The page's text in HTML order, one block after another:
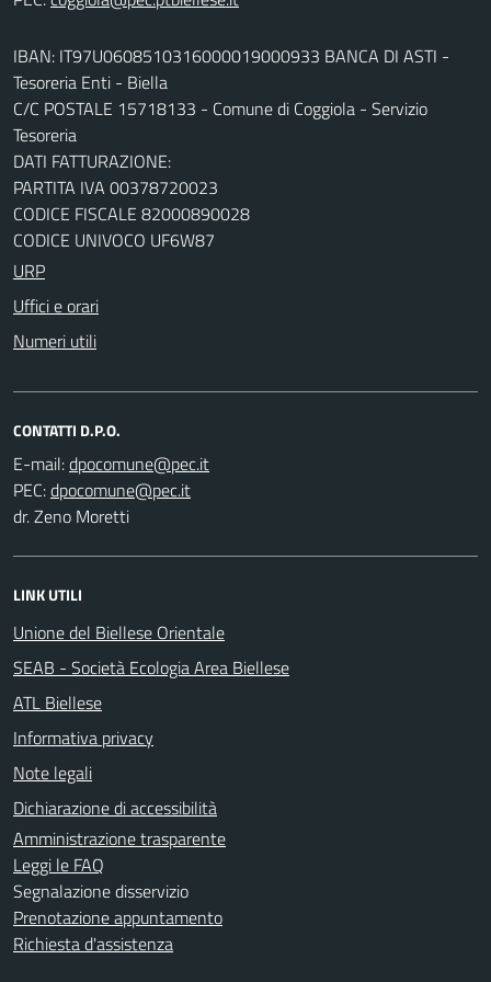
IBAN: IT97U0608510316000019000933 BANCA DI ASTI -
Tesoreria Enti - Biella
C/C POSTALE 15718133 - Comune di Coggiola - Servizio
Tesoreria
DATI FATTURAZIONE:
PARTITA IVA 00378720023
CODICE FISCALE 82000890028
CODICE UNIVOCO UF6W87
URP
Uffici e orari
Numeri utili
CONTATTI D.P.O.
E-mail:
PEC:
dr. Zeno Moretti
LINK UTILI
Unione del Biellese Orientale
SEAB - Società Ecologia Area Biellese
ATL Biellese
Informativa privacy
Note legali
Dichiarazione di accessibilità
Amministrazione trasparente
Leggi le FAQ
Segnalazione disservizio
Prenotazione appuntamento
Richiesta d'assistenza